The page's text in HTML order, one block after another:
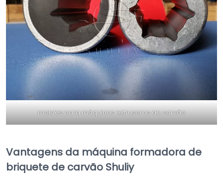
moldes para máquinas extrusoras de carvão
Vantagens da máquina formadora de
briquete de carvão Shuliy